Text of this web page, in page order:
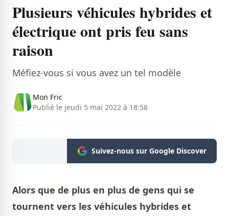
Plusieurs véhicules hybrides et
électrique ont pris feu sans
raison
Méfiez-vous si vous avez un tel modèle
Mon Fric
Publié le jeudi 5 mai 2022 à 18:58
Suivez-nous sur Google Discover
Alors que de plus en plus de gens qui se
tournent vers les véhicules hybrides et